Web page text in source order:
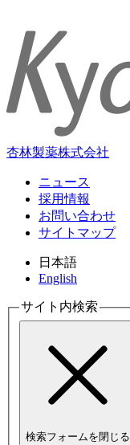
杏林製薬株式会社
ニュース
採用情報
お問い合わせ
サイトマップ
日本語
English
サイト内検索
検索フォームを閉じる